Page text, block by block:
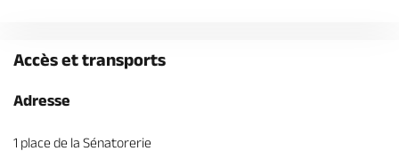
Accès et transports
Adresse
1 place de la Sénatorerie